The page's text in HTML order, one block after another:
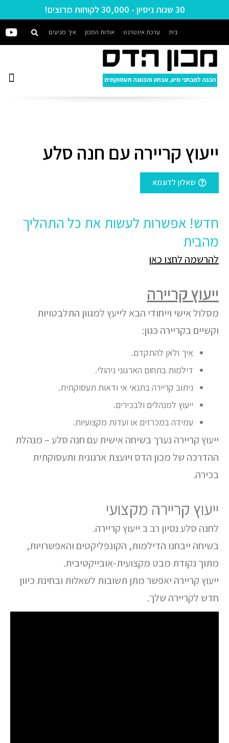
30 שנות ניסיון - 30,000 לקוחות מרוצים!
בית ערכת אינטרנט אודות המכון איך מגיעים
ייעוץ קריירה עם חנה סלע
שאלון לדוגמא
חדש! אפשרות לעשות את כל התהליך
מהבית
להרשמה לחצו כאן
ייעוץ קריירה
מסלול אישי וייחודי הבא לייעץ למגוון התלבטויות
וקשיים בקריירה כגון:
איך ולאן להתקדם.
דילמות בתחום הארגוני ניהולי.
ניתוב קריירה בתנאי אי ודאות תעסוקתית.
ייעוץ למנהלים ולבכירים.
עמידה במכרזים או ועדות מקצועיות.
ייעוץ קריירה נערך בשיחה אישית עם חנה סלע – מנהלת
ההדרכה של מכון הדס ויועצת ארגונית ותעסוקתית
בכירה.
ייעוץ קריירה מקצועי
לחנה סלע נסיון רב ב ייעוץ קריירה.
בשיחה ייבחנו הדילמות, הקונפליקטים והאפשרויות,
מתוך נקודת מבט מקצועית-אובייקטיבית.
ייעוץ קריירה יאפשר מתן תשובות לשאלות ובחינת כיוון
חדש לקריירה שלך.